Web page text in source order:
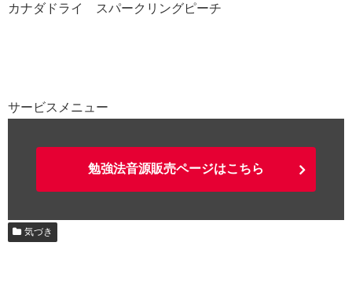
カナダドライ スパークリングピーチ
サービスメニュー
勉強法音源販売ページはこちら
気づき